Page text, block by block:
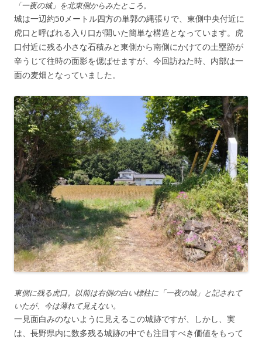
「一夜の城」を北東側からみたところ。
城は一辺約50メートル四方の単郭の縄張りで、東側中央付近に
虎口と呼ばれる入り口が開いた簡単な構造となっています。虎
口付近に残る小さな石積みと東側から南側にかけての土塁跡が
辛うじて往時の面影を偲ばせますが、今回訪ねた時、内部は一
面の麦畑となっていました。
東側に残る虎口。以前は右側の白い標柱に「一夜の城」と記されて
いたが、今は薄れて見えない。
一見面白みのないように見えるこの城跡ですが、しかし、実
は、長野県内に数多残る城跡の中でも注目すべき価値をもって